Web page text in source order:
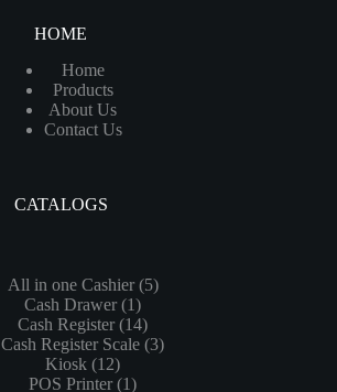
HOME
Home
Products
About Us
Contact Us
CATALOGS
All in one Cashier 55
品
Cash Drawer 11
个
产
Cash Register 1414
个
Cash Register Scale 33
Kiosk 1212
个
POS Printer 11